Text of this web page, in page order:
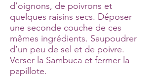
d’oignons, de poivrons et
quelques raisins secs. Déposer
une seconde couche de ces
mêmes ingrédients. Saupoudrer
d’un peu de sel et de poivre.
Verser la Sambuca et fermer la
papillote.